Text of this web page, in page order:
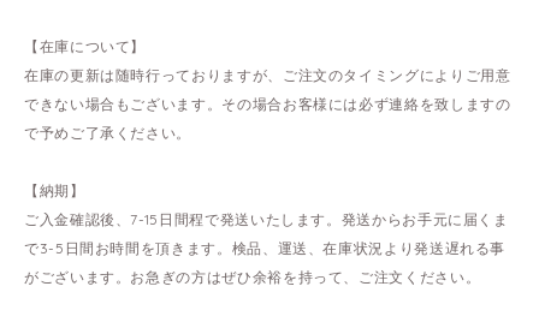
【在庫について】
在庫の更新は随時行っておりますが、ご注文のタイミングによりご用意
できない場合もございます。その場合お客様には必ず連絡を致しますの
で予めご了承ください。
【納期】
ご入金確認後、7-15日間程で発送いたします。発送からお手元に届くま
で3-5日間お時間を頂きます。検品、運送、在庫状況より発送遅れる事
がございます。お急ぎの方はぜひ余裕を持って、ご注文ください。